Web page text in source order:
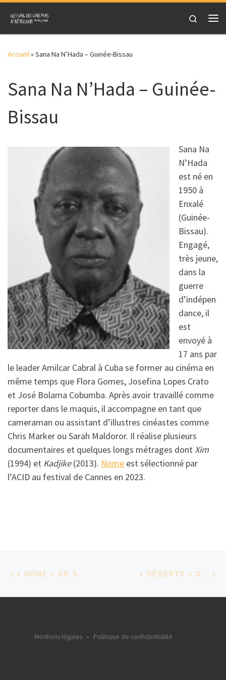
Skip to content
Search
Accueil»Sana Na N’Hada – Guinée-Bissau
Sana Na N’Hada – Guinée-
Bissau
Sana Na
N’Hada
est né en
1950 à
Enxalé
(Guinée-
Bissau).
Engagé,
très jeune,
dans la
guerre
d’indépen
dance, il
est
envoyé à
17 ans par
le leader Amilcar Cabral à Cuba se former au cinéma en
même temps que Flora Gomes, Josefina Lopes Crato
et José Bolama Cobumba. Après avoir travaillé comme
reporter dans le maquis, il accompagne en tant que
cameraman ou assistant d’illustres cinéastes comme
Chris Marker ou Sarah Maldoror. Il réalise plusieurs
documentaires et quelques longs métrages dont Xim
(1994) et Kadjike(2013). Nome est sélectionné par
l’ACID au festival de Cannes en 2023.
Parcourir les articles
Mentions légales- Politique de confidentialité